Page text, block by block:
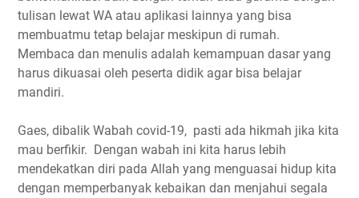
tulisan lewat WA atau aplikasi lainnya yang bisa
membuatmu tetap belajar meskipun di rumah.
Membaca dan menulis adalah kemampuan dasar yang
harus dikuasai oleh peserta didik agar bisa belajar
mandiri.
Gaes, dibalik Wabah covid-19, pasti ada hikmah jika kita
mau berfikir. Dengan wabah ini kita harus lebih
mendekatkan diri pada Allah yang menguasai hidup kita
dengan memperbanyak kebaikan dan menjahui segala